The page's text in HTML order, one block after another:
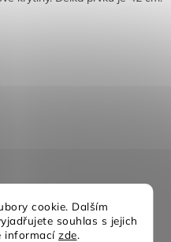
cookie. Dalším
souhlas s jejich
informací zde.
Nejlepší ceny